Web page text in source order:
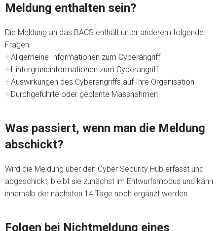
Meldung enthalten sein?
Die Meldung an das BACS enthält unter anderem folgende
Fragen:
Allgemeine Informationen zum Cyberangriff
Hintergrundinformationen zum Cyberangriff
Auswirkungen des Cyberangriffs auf Ihre Organisation
Durchgeführte oder geplante Massnahmen
Was passiert, wenn man die Meldung
abschickt?
Wird die Meldung über den Cyber Security Hub erfasst und
abgeschickt, bleibt sie zunächst im Entwurfsmodus und kann
innerhalb der nächsten 14 Tage noch ergänzt werden.
Folgen bei Nichtmeldung eines